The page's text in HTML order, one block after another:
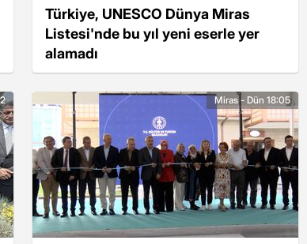
Türkiye, UNESCO Dünya Miras
Listesi'nde bu yıl yeni eserle yer
alamadı
Miras - Dün 18:05